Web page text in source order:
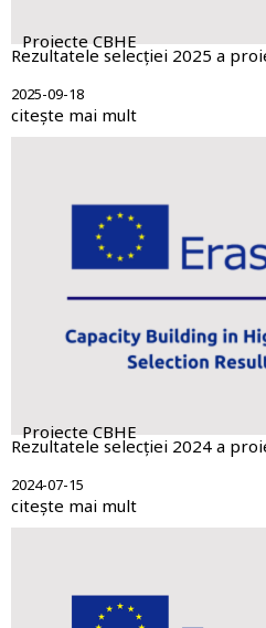
Proiecte CBHE
Rezultatele selecției 2025 a
2025-09-18
citește mai mult
Proiecte CBHE
Rezultatele selecției 2024 a
2024-07-15
citește mai mult